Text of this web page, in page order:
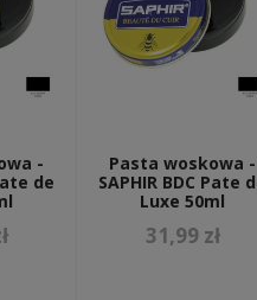
-
de
Pasta woskowa -
SAPHIR BDC Pate
Luxe 50ml
31,99 zł